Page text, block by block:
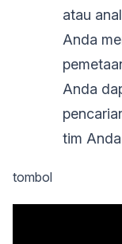
atau
Anda
Anda
tim
tombol